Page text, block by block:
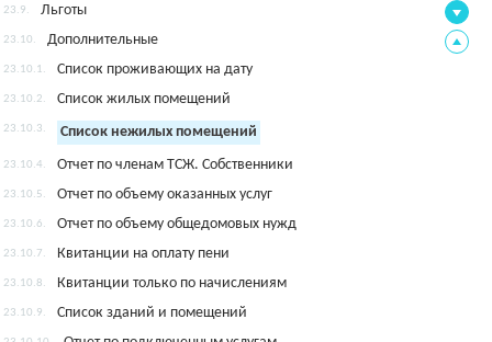
23.9. Льготы
23.10. Дополнительные
23.10.1. Список проживающих на дату
23.10.2. Список жилых помещений
23.10.3. Список нежилых помещений
23.10.4. Отчет по членам ТСЖ. Собственники
23.10.5. Отчет по объему оказанных услуг
23.10.6. Отчет по объему общедомовых нужд
23.10.7. Квитанции на оплату пени
23.10.8. Квитанции только по начислениям
23.10.9. Список зданий и помещений